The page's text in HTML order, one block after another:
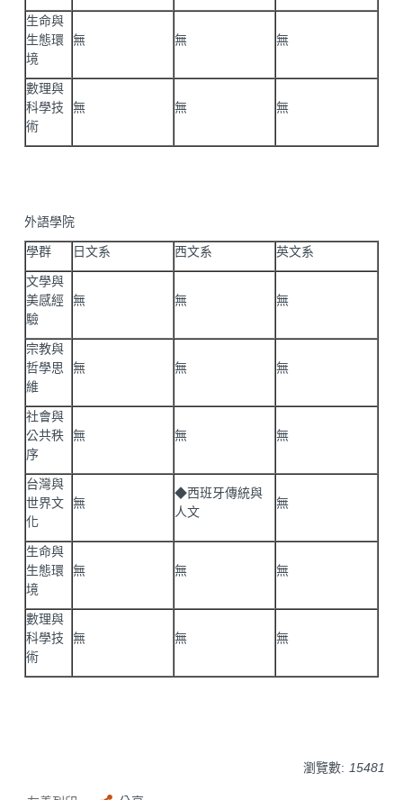
生命與
生態環
境
無 無 無
數理與
科學技
術
無 無 無
外語學院
學群 日文系 西文系 英文系
文學與
美感經
驗
無 無 無
宗教與
哲學思
維
無 無 無
社會與
公共秩
序
無 無 無
台灣與
世界文
化
無
◆西班牙傳統與
人文
無
生命與
生態環
境
無 無 無
數理與
科學技
術
無 無 無
瀏覽數: 15481